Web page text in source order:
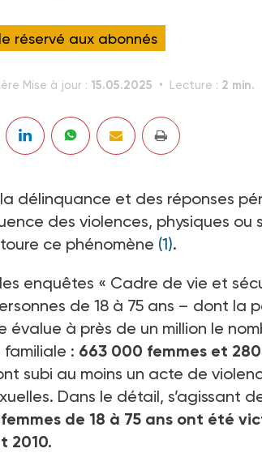
réservé aux abonnés
Mise à jour : 15.05.2025 Lecture : 2 min.
délinquance et des réponses
des violences, physiques ou
ce phénomène (1).
enquêtes « Cadre de vie et
de 18 à 75 ans – dont la
évalue à près de un million le
familiale : 663 000 femmes et
subi au moins un acte de
Dans le détail, s’agissant
de 18 à 75 ans ont été
2010.